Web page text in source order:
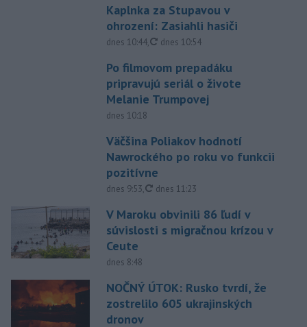
Kaplnka za Stupavou v
ohrození: Zasiahli hasiči
dnes 10:44, aktualizované
dnes 10:54
Po filmovom prepadáku
pripravujú seriál o živote
Melanie Trumpovej
dnes 10:18
Väčšina Poliakov hodnotí
Nawrockého po roku vo funkcii
pozitívne
dnes 9:53, aktualizované
dnes 11:23
V Maroku obvinili 86 ľudí v
súvislosti s migračnou krízou v
Ceute
dnes 8:48
NOČNÝ ÚTOK: Rusko tvrdí, že
zostrelilo 605 ukrajinských
dronov